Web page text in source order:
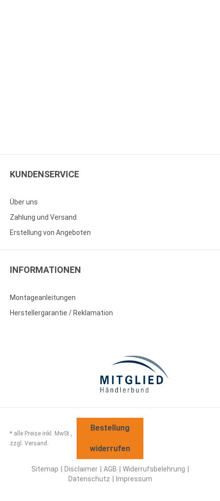
KUNDENSERVICE
Über uns
Zahlung und Versand
Erstellung von Angeboten
INFORMATIONEN
Montageanleitungen
Herstellergarantie / Reklamation
* alle Preise inkl. MwSt.,
zzgl. Versand.
Bestellung
widerrufen
Sitemap Disclaimer AGB
Widerrufsbelehrung
Datenschutz
Impressum